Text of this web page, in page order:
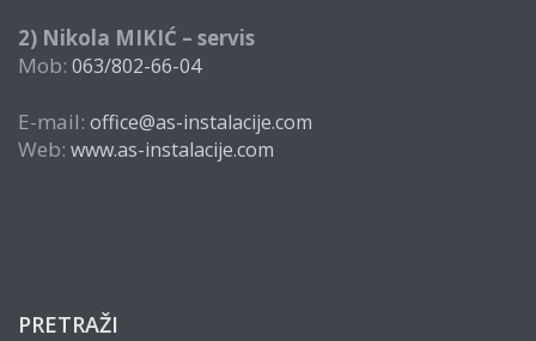
2) Nikola MIKIĆ – servis
Mob: 063/802-66-04
E-mail: office@as-instalacije.com
Web: www.as-instalacije.com
PRETRAŽI